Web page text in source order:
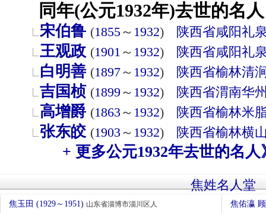
同年(公元1932年)去世的名
宋伯鲁 (1855～ 1932) 陕西省咸阳礼
王观政 (1901 ～ 1932) 陕西省咸阳礼
白明善 (1897～ 1932) 陕西省榆林清
吉国桢 (1899 ～ 1932) 陕西省渭南华
高增爵 (1863 ～ 1932) 陕西省榆林米
张东皎 (1903 ～ 1932) 陕西省榆林横
+ 更多公元1932年去世的名人
焦姓名人堂
焦玉田 (1929～1951) 山东省淄博市淄川区人 焦佑瀛